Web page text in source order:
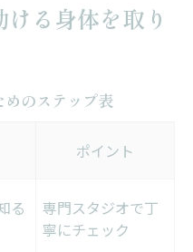
る身体を取り
のステップ表
ポイント
る
専門スタジオで丁
寧にチェック